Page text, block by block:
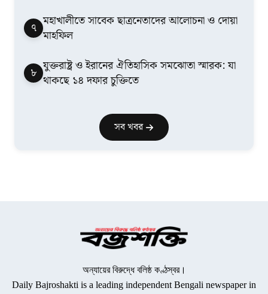
৭ মহাখালীতে সাবেক ছাত্রনেতাদের আলোচনা ও দোয়া
মাহফিল
৮ যুক্তরাষ্ট্র ও ইরানের ঐতিহাসিক সমঝোতা স্মারক: যা
থাকছে ১৪ দফার চুক্তিতে
সব খবর
অন্যায়ের বিরুদ্ধে বলিষ্ঠ কণ্ঠস্বর।
Daily Bajroshakti is a leading independent Bengali newspaper in